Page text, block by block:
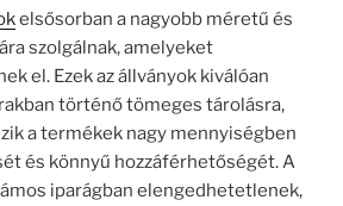
elsősorban a nagyobb méretű és
szolgálnak, amelyeket
el. Ezek az állványok kiválóan
történő tömeges tárolásra,
a termékek nagy mennyiségben
és könnyű hozzáférhetőségét. A
iparágban elengedhetetlenek,